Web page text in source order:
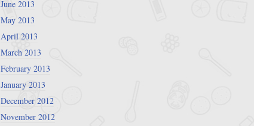
June 2013
May 2013
April 2013
March 2013
February 2013
January 2013
December 2012
November 2012